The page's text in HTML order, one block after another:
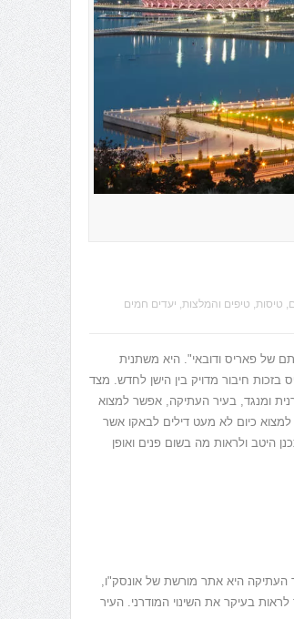
, טיסות, טיפים והמלצות, יעדים חמים
של פאריס ודובאי". היא משתנית
חיבור מדויק בין הישן לחדש. מצד
ומנגד, בעיר העתיקה, אפשר למצוא
כיום לא מעט דילים לבאקו אשר
היטב ולראות מה בשום פנים ואופן
העתיקה היא אתר מורשת של אונסק"ו,
בעיקר את השינוי המודרני. העיר